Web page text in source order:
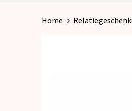
Home